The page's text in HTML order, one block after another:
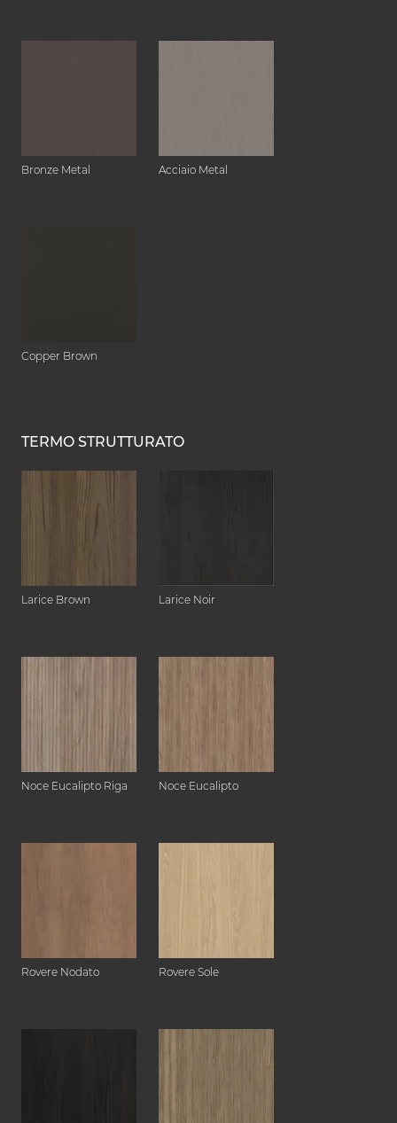
Bronze Metal Acciaio Metal
Copper Brown
TERMO STRUTTURATO
Larice Brown Larice Noir
Noce Eucalipto Riga Noce Eucalipto
Rovere Nodato Rovere Sole